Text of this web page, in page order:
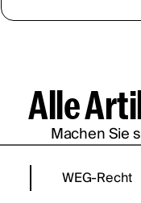
Alle
Machen Sie
WEG-Recht